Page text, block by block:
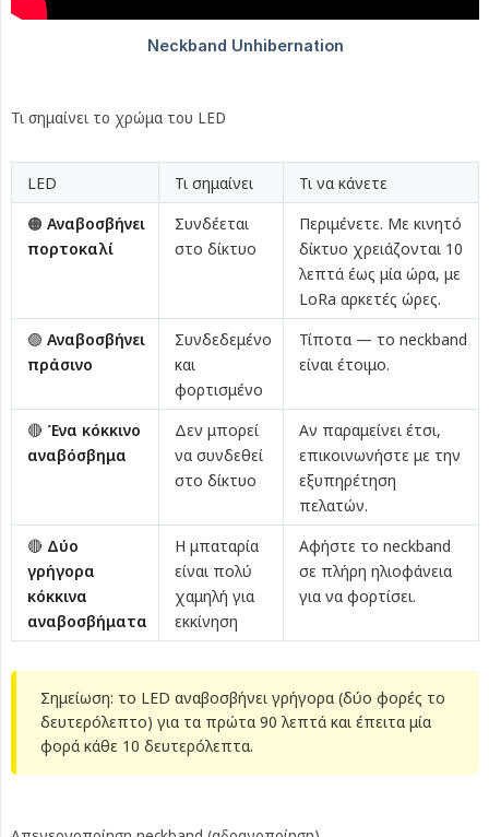
Τι σημαίνει το χρώμα του LED
LED Τι σημαίνει
Τι να κάνετε
🟠 Αναβοσβήνει
πορτοκαλί
Συνδέεται
στο δίκτυο
Περιμένετε. Με κινητό
δίκτυο χρειάζονται 10
λεπτά έως μία ώρα, με
LoRa αρκετές ώρες.
🟢 Αναβοσβήνει
πράσινο
Συνδεδεμένο
και
φορτισμένο
Τίποτα — το neckband
είναι έτοιμο.
🔴 Ένα κόκκινο
αναβόσβημα
Δεν μπορεί
να συνδεθεί
στο δίκτυο
Αν παραμείνει έτσι,
επικοινωνήστε με την
εξυπηρέτηση
πελατών.
🔴 Δύο
γρήγορα
κόκκινα
αναβοσβήματα
Η μπαταρία
είναι πολύ
χαμηλή για
εκκίνηση
Αφήστε το neckband
σε πλήρη ηλιοφάνεια
για να φορτίσει.
Σημείωση: το LED αναβοσβήνει γρήγορα (δύο φορές το
δευτερόλεπτο) για τα πρώτα 90 λεπτά και έπειτα μία
φορά κάθε 10 δευτερόλεπτα.